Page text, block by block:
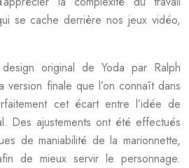
se cache derrière nos jeux vidéo,
design original de Yoda par Ralph
version finale que l’on connaît dans
cet écart entre l’idée de
Des ajustements ont été effectués
de maniabilité de la marionnette,
de mieux servir le personnage.